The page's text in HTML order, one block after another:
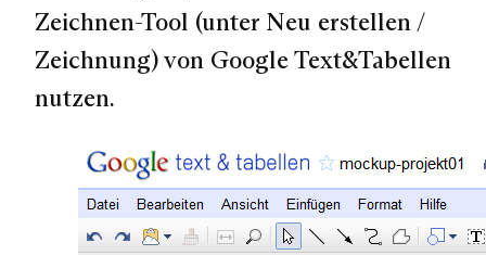
Zeichnen-Tool (unter Neu erstellen /
Zeichnung) von Google Text&Tabellen
nutzen.